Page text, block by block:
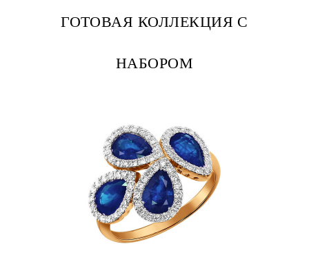
ГОТОВАЯ КОЛЛЕКЦИЯ С
НАБОРОМ